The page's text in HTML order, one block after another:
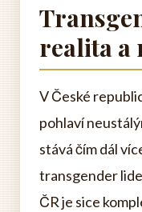
realita a
V České
pohlaví
stává čím dál
transgender
ČR je sice